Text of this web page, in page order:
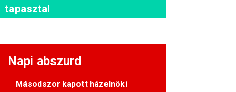
tapasztal
Napi abszurd
Másodszor kapott házelnöki